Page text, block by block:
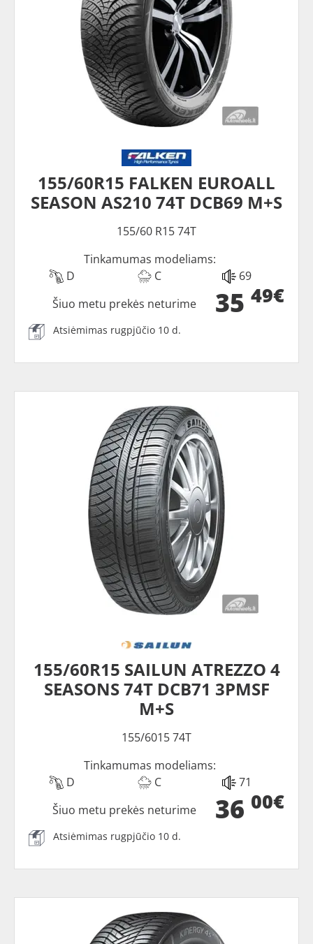
155/60R15 FALKEN EUROALL
SEASON AS210 74T DCB69 M+S
155/60 R15 74T
Tinkamumas modeliams:
D
C 69
35 49€
Šiuo metu prekės neturime
Atsiėmimas rugpjūčio 10 d.
155/60R15 SAILUN ATREZZO 4
SEASONS 74T DCB71 3PMSF
M+S
155/6015 74T
Tinkamumas modeliams:
D
C 71
36 00€
Šiuo metu prekės neturime
Atsiėmimas rugpjūčio 10 d.